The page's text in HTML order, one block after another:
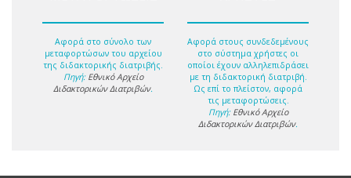
Αφορά στο σύνολο των
μεταφορτώσων του αρχείου
της διδακτορικής διατριβής.
Πηγή: Εθνικό Αρχείο
Διδακτορικών Διατριβών.
Αφορά στους συνδεδεμένους
στο σύστημα χρήστες οι
οποίοι έχουν αλληλεπιδράσει
με τη διδακτορική διατριβή.
Ως επί το πλείστον, αφορά
τις μεταφορτώσεις.
Πηγή: Εθνικό Αρχείο
Διδακτορικών Διατριβών.